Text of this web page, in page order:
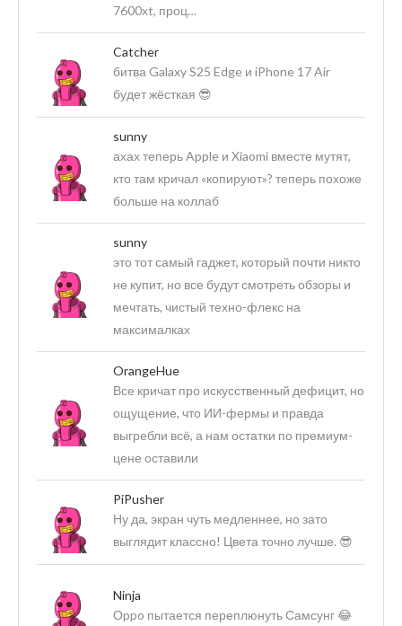
7600xt, проц…
Catcher
битва Galaxy S25 Edge и iPhone 17 Air
будет жёсткая 😎
sunny
ахах теперь Apple и Xiaomi вместе мутят,
кто там кричал «копируют»? теперь похоже
больше на коллаб
sunny
это тот самый гаджет, который почти никто
не купит, но все будут смотреть обзоры и
мечтать, чистый техно-флекс на
максималках
OrangeHue
Все кричат про искусственный дефицит, но
ощущение, что ИИ-фермы и правда
выгребли всё, а нам остатки по премиум-
цене оставили
PiPusher
Ну да, экран чуть медленнее, но зато
выглядит классно! Цвета точно лучше. 😎
Ninja
Оppo пытается переплюнуть Самсунг 😂